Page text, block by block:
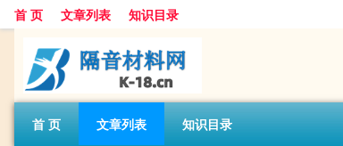
首 页 文章列表 知识目录
首 页 文章列表 知识目录